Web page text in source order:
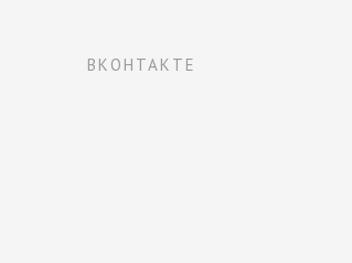
ВКОНТАКТЕ